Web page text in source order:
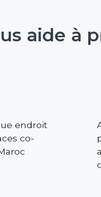
aide à
endroit
co-